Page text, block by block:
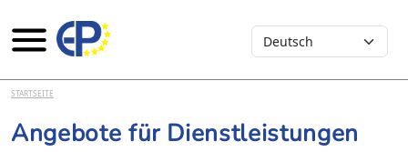
Direkt zum Inhalt
Select your language
STARTSEITE
Angebote für Dienstleistungen